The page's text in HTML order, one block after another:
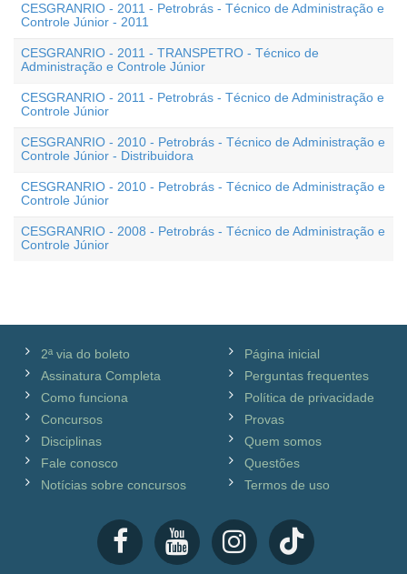
CESGRANRIO - 2011 - Petrobrás - Técnico de Administração e
Controle Júnior - 2011
CESGRANRIO - 2011 - TRANSPETRO - Técnico de
Administração e Controle Júnior
CESGRANRIO - 2011 - Petrobrás - Técnico de Administração e
Controle Júnior
CESGRANRIO - 2010 - Petrobrás - Técnico de Administração e
Controle Júnior - Distribuidora
CESGRANRIO - 2010 - Petrobrás - Técnico de Administração e
Controle Júnior
CESGRANRIO - 2008 - Petrobrás - Técnico de Administração e
Controle Júnior
2ª via do boleto
Assinatura Completa
Como funciona
Concursos
Disciplinas
Fale conosco
Notícias sobre concursos
Página inicial
Perguntas frequentes
Política de privacidade
Provas
Quem somos
Questões
Termos de uso